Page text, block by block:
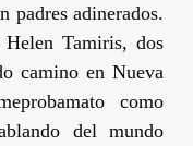
padres adinerados.
Helen Tamiris, dos
camino en Nueva
como
del mundo